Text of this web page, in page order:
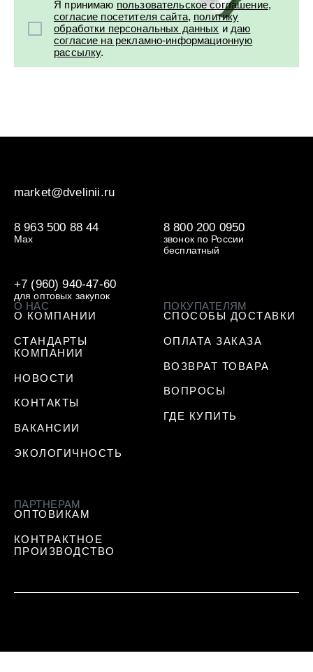
Я принимаю пользовательское соглашение,
согласие посетителя сайта, политику
обработки персональных данных и даю
согласие на рекламно-информационную
рассылку.
market@dvelinii.ru
8 800 200 0950
звонок по России
бесплатный
8 963 500 88 44
Max
+7 (960) 940-47-60
для оптовых закупок
О НАС
О КОМПАНИИ
СТАНДАРТЫ
КОМПАНИИ
НОВОСТИ
КОНТАКТЫ
ВАКАНСИИ
ЭКОЛОГИЧНОСТЬ
ПОКУПАТЕЛЯМ
СПОСОБЫ ДОСТАВКИ
ОПЛАТА ЗАКАЗА
ВОЗВРАТ ТОВАРА
ВОПРОСЫ
ГДЕ КУПИТЬ
ПАРТНЕРАМ
ОПТОВИКАМ
КОНТРАКТНОЕ
ПРОИЗВОДСТВО